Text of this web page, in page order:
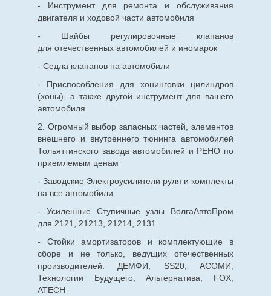
- Инструмент для ремонта и обслуживания
двигателя и ходовой части автомобиля
- Шайбы регулировочные клапанов
для отечественныхавтомобилей и иномарок
- Седла клапанов на автомобили
- Приспособления для хонинговки цилиндров
(хоны), а также другой инструмент для вашего
автомобиля.
2. Огромный выбор запасных частей, элементов
внешнего и внутреннего тюнинга автомобилей
Тольяттинского завода автомобилей и РЕНО по
приемлемым ценам
- Заводские Электроусилители руля и комплекты
на все автомобили
- Усиленные Ступичные узлы ВолгаАвтоПром
для 2121, 21213, 21214, 2131
- Стойки амортизаторов и комплектующие в
сборе и не только, ведущих отечественных
производителей: ДЕМФИ, SS20, АСОМИ,
Технологии Будущего, Альтернатива, FOX,
ATECH